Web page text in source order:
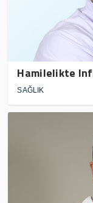
Hamilelikte
SAĞLIK